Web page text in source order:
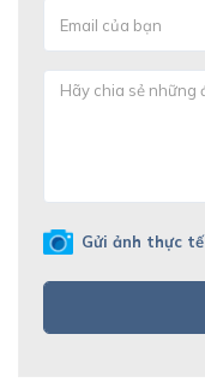
Gửi ảnh thực tế